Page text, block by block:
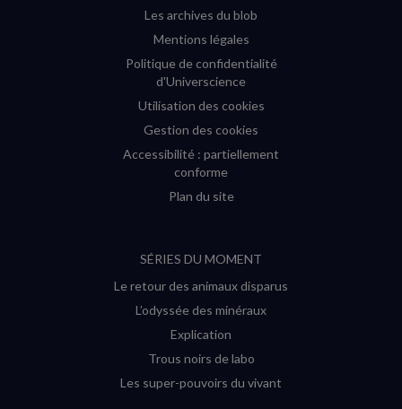
Les archives du blob
Mentions légales
Politique de confidentialité
d'Universcience
Utilisation des cookies
Gestion des cookies
Accessibilité : partiellement
conforme
Plan du site
SÉRIES DU MOMENT
Le retour des animaux disparus
L’odyssée des minéraux
Explication
Trous noirs de labo
Les super-pouvoirs du vivant